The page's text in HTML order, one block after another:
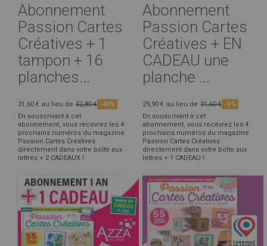
Abonnement
Passion Cartes
Créatives + 1
tampon + 16
planches...
31,60 € au lieu de 52,80 € -40%
En souscrivant à cet
abonnement, vous recevrez les 4
prochains numéros du magazine
Passion Cartes Créatives
directement dans votre boîte aux
lettres + 2 CADEAUX !
Abonnement
Passion Cartes
Créatives + EN
CADEAU une
planche ...
29,90 € au lieu de 31,60 € -5%
En souscrivant à cet
abonnement, vous recevrez les 4
prochains numéros du magazine
Passion Cartes Créatives
directement dans votre boîte aux
lettres + 1 CADEAU !